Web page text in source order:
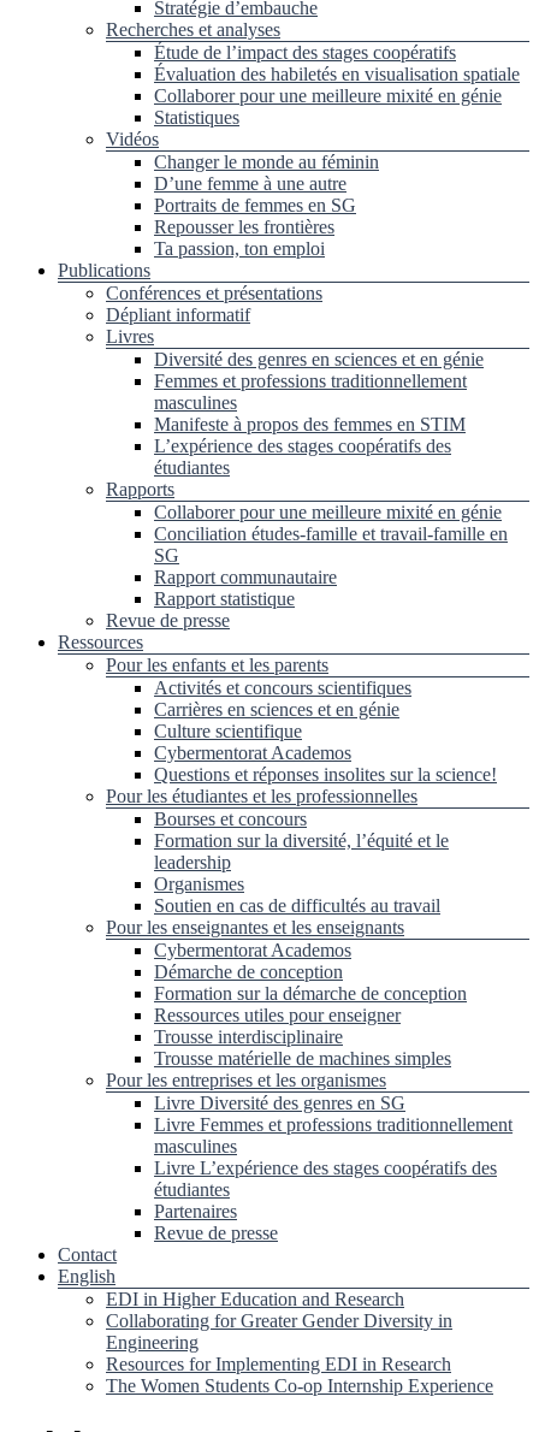
Stratégie d’embauche
Recherches et analyses
Étude de l’impact des stages coopératifs
Évaluation des habiletés en visualisation spatiale
Collaborer pour une meilleure mixité en génie
Statistiques
Vidéos
Changer le monde au féminin
D’une femme à une autre
Portraits de femmes en SG
Repousser les frontières
Ta passion, ton emploi
Publications
Conférences et présentations
Dépliant informatif
Livres
Diversité des genres en sciences et en génie
Femmes et professions traditionnellement
masculines
Manifeste à propos des femmes en STIM
L’expérience des stages coopératifs des
étudiantes
Rapports
Collaborer pour une meilleure mixité en génie
Conciliation études-famille et travail-famille en
SG
Rapport communautaire
Rapport statistique
Revue de presse
Ressources
Pour les enfants et les parents
Activités et concours scientifiques
Carrières en sciences et en génie
Culture scientifique
Cybermentorat Academos
Questions et réponses insolites sur la science!
Pour les étudiantes et les professionnelles
Bourses et concours
Formation sur la diversité, l’équité et le
leadership
Organismes
Soutien en cas de difficultés au travail
Pour les enseignantes et les enseignants
Cybermentorat Academos
Démarche de conception
Formation sur la démarche de conception
Ressources utiles pour enseigner
Trousse interdisciplinaire
Trousse matérielle de machines simples
Pour les entreprises et les organismes
Livre Diversité des genres en SG
Livre Femmes et professions traditionnellement
masculines
Livre L’expérience des stages coopératifs des
étudiantes
Partenaires
Revue de presse
Contact
English
EDI in Higher Education and Research
Collaborating for Greater Gender Diversity in
Engineering
Resources for Implementing EDI in Research
The Women Students Co-op Internship Experience